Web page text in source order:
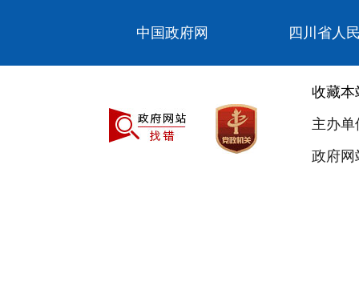
中国政府网 四川省人
收藏本
主办
政府网